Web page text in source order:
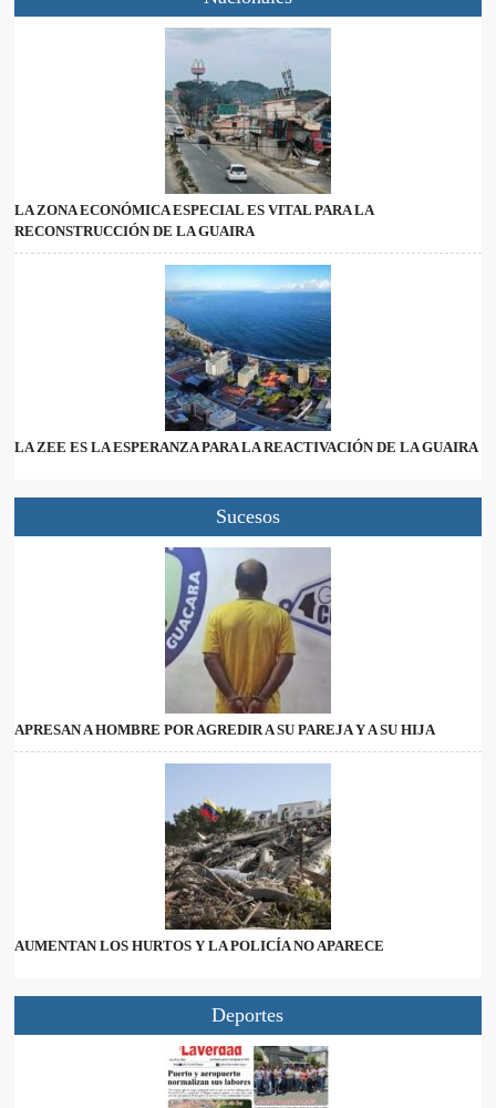
LA ZONA ECONÓMICA ESPECIAL ES VITAL PARA LA
RECONSTRUCCIÓN DE LA GUAIRA
LA ZEE ES LA ESPERANZA PARA LA REACTIVACIÓN DE LA GUAIRA
Sucesos
APRESAN A HOMBRE POR AGREDIR A SU PAREJA Y A SU HIJA
AUMENTAN LOS HURTOS Y LA POLICÍA NO APARECE
Deportes